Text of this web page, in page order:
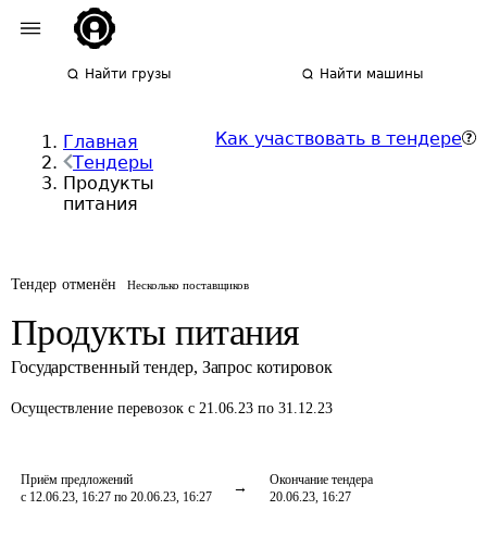
Найти грузы Найти машины
Главная
Тендеры
Продукты
питания
Как участвовать в тендере
Тендер отменён Несколько поставщиков
Продукты питания
Государственный тендер, Запрос котировок
Осуществление перевозок с 21.06.23 по 31.12.23
Приём предложений
с 12.06.23, 16:27 по 20.06.23, 16:27
Окончание тендера
20.06.23, 16:27